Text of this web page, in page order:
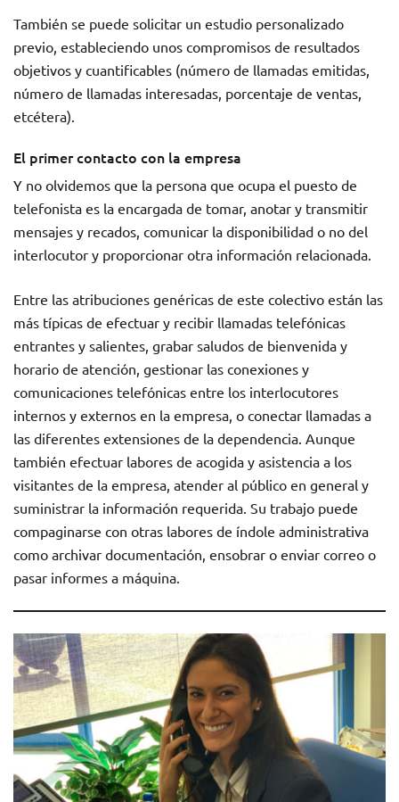
También se puede solicitar un estudio personalizado
previo, estableciendo unos compromisos de resultados
objetivos y cuantificables (número de llamadas emitidas,
número de llamadas interesadas, porcentaje de ventas,
etcétera).
El primer contacto con la empresa
Y no olvidemos que la persona que ocupa el puesto de
telefonista es la encargada de tomar, anotar y transmitir
mensajes y recados, comunicar la disponibilidad o no del
interlocutor y proporcionar otra información relacionada.
Entre las atribuciones genéricas de este colectivo están las
más típicas de efectuar y recibir llamadas telefónicas
entrantes y salientes, grabar saludos de bienvenida y
horario de atención, gestionar las conexiones y
comunicaciones telefónicas entre los interlocutores
internos y externos en la empresa, o conectar llamadas a
las diferentes extensiones de la dependencia. Aunque
también efectuar labores de acogida y asistencia a los
visitantes de la empresa, atender al público en general y
suministrar la información requerida. Su trabajo puede
compaginarse con otras labores de índole administrativa
como archivar documentación, ensobrar o enviar correo o
pasar informes a máquina.